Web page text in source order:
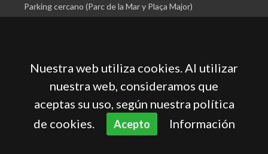
Parking cercano (Parc de la Mar y Plaça Major)
Cámara Oficial de Comercio, Industria, Servicios y
Navegación de Mallorca
Política de privacidad
Nuestra web utiliza cookies. Al utilizar
nuestra web, consideramos que
aceptas su uso, según nuestra política
de cookies.
Acepto Información